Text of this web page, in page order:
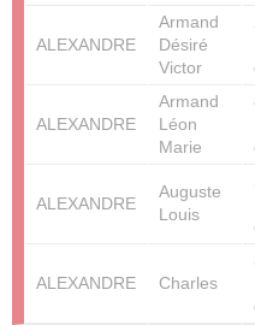
ALEXANDRE
Armand
Désiré
Victor
ALEXANDRE
Armand
Léon
Marie
ALEXANDRE
Auguste
Louis
ALEXANDRE Charles